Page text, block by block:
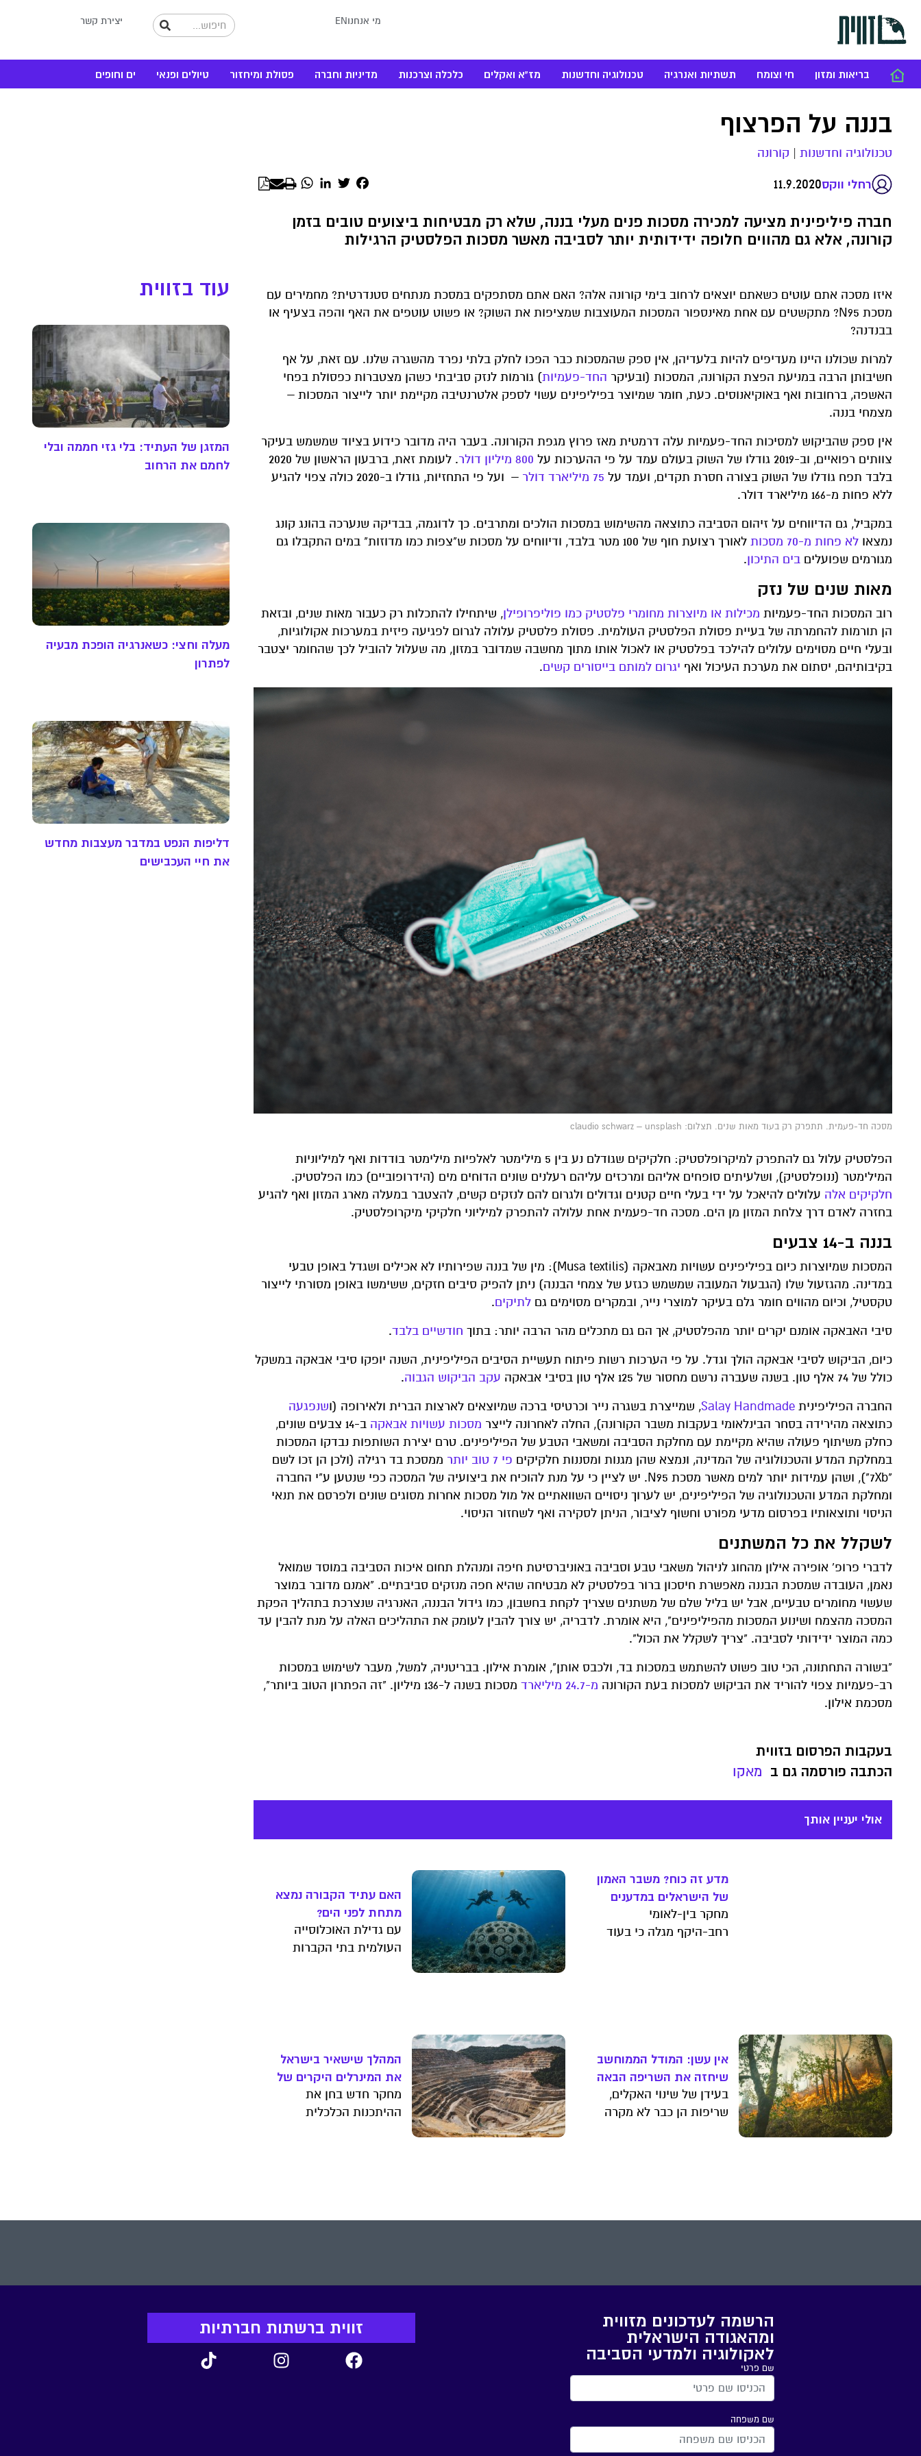
מי אנחנוEN יצירת קשר
בריאות ומזון חי וצומח תשתיות ואנרגיה טכנולוגיה וחדשנות מז"א ואקלים כלכלה וצרכנות מדיניות וחברה פסולת ומיחזור טיולים ופנאי ים וחופים
בננה על הפרצוף
טכנולוגיה וחדשנות קורונה
רחלי ווקס11.9.2020
Facebook
Twitter
LinkedIn
WhatsApp
חברה פיליפינית מציעה למכירה מסכות פנים מעלי בננה, שלא רק מבטיחות ביצועים טובים בזמן
קורונה, אלא גם מהווים חלופה ידידותית יותר לסביבה מאשר מסכות הפלסטיק הרגילות
איזו מסכה אתם עוטים כשאתם יוצאים לרחוב בימי קורונה אלה? האם אתם מסתפקים במסכת מנתחים סטנדרטית? מחמירים עם
מסכת N95? מתקשטים עם אחת מאינספור המסכות המעוצבות שמציפות את השוק? או פשוט עוטפים את האף והפה בצעיף או
בבנדנה?
למרות שכולנו היינו מעדיפים להיות בלעדיהן, אין ספק שהמסכות כבר הפכו לחלק בלתי נפרד מהשגרה שלנו. עם זאת, על אף
חשיבותן הרבה במניעת הפצת הקורונה, המסכות (ובעיקר החד-פעמיות) גורמות לנזק סביבתי כשהן מצטברות כפסולת בפחי
האשפה, ברחובות ואף באוקיאנוסים. כעת, חומר שמיוצר בפיליפינים עשוי לספק אלטרנטיבה מקיימת יותר לייצור המסכות –
מצמחי בננה.
אין ספק שהביקוש למסיכות החד-פעמיות עלה דרמטית מאז פרוץ מגפת הקורונה. בעבר היה מדובר כידוע בציוד שמשמש בעיקר
צוותים רפואיים, וב-2019 גודלו של השוק בעולם עמד על פי ההערכות על
800 מיליון דולר
. לעומת זאת, ברבעון הראשון של 2020
בלבד תפח גודלו של השוק בצורה חסרת תקדים, ועמד על 75 מיליארד דולר
– ועל פי התחזיות, גודלו ב-2020 כולה צפוי להגיע
ללא פחות מ-166 מיליארד דולר.
במקביל, גם הדיווחים על זיהום הסביבה כתוצאה מהשימוש במסכות הולכים ומתרבים. כך לדוגמה, בבדיקה שנערכה בהונג קונג
נמצאו לא פחות מ-70 מסכות
לאורך רצועת חוף של 100 מטר בלבד, ודיווחים על מסכות ש"צפות כמו מדוזות" במים התקבלו גם
מגורמים שפועלים בים התיכון.
מאות שנים של נזק
רוב המסכות החד-פעמיות מכילות או מיוצרות מחומרי פלסטיק כמו פוליפרופילן, שיתחילו להתכלות רק כעבור מאות שנים, ובזאת
הן תורמות להחמרתה של בעיית פסולת הפלסטיק העולמית. פסולת פלסטיק עלולה לגרום לפגיעה פיזית במערכות אקולוגיות,
ובעלי חיים מסוימים עלולים להילכד בפלסטיק או לאכול אותו מתוך מחשבה שמדובר במזון, מה שעלול להוביל לכך שהחומר יצטבר
בקיבותיהם, יסתום את מערכת העיכול ואף יגרום למותם בייסורים קשים.
מסכה חד-פעמית. תתפרק רק בעוד מאות שנים. תצלום: claudio schwarz – unsplash
הפלסטיק עלול גם להתפרק למיקרופלסטיק: חלקיקים שגודלם נע בין 5 מילימטר לאלפיות מילימטר בודדות ואף למיליוניות
המילימטר (ננופלסטיק), ושלעיתים סופחים אליהם ומרכזים עליהם רעלנים שונים הדוחים מים (הידרופוביים) כמו הפלסטיק.
חלקיקים אלה עלולים להיאכל על ידי בעלי חיים קטנים וגדולים ולגרום להם לנזקים קשים, להצטבר במעלה מארג המזון ואף להגיע
בחזרה לאדם דרך צלחת המזון מן הים. מסכה חד-פעמית אחת עלולה להתפרק למיליוני חלקיקי מיקרופלסטיק.
בננה ב-14 צבעים
המסכות שמיוצרות כיום בפיליפינים עשויות מאבאקה (Musa textilis): מין של בננה שפירותיו לא אכילים ושגדל באופן טבעי
במדינה. מהגזעול שלו (הגבעול המעובה שמשמש כגזע של צמחי הבננה) ניתן להפיק סיבים חזקים, ששימשו באופן מסורתי לייצור
טקסטיל, וכיום מהווים חומר גלם בעיקר למוצרי נייר, ובמקרים מסוימים גם לתיקים.
סיבי האבאקה אומנם יקרים יותר מהפלסטיק, אך הם גם מתכלים מהר הרבה יותר: בתוך חודשיים בלבד.
כיום, הביקוש לסיבי אבאקה הולך וגדל. על פי הערכות רשות פיתוח תעשיית הסיבים הפיליפינית, השנה יופקו סיבי אבאקה במשקל
כולל של 74 אלף טון. בשנה שעברה נרשם מחסור של 125 אלף טון בסיבי אבאקה
עקב הביקוש הגבוה.
החברה הפיליפינית Salay Handmade, שמייצרת בשגרה נייר וכרטיסי ברכה שמיוצאים לארצות הברית ולאירופה (ושנפגעה
כתוצאה מהירידה בסחר הבינלאומי בעקבות משבר הקורונה), החלה לאחרונה לייצר מסכות עשויות אבאקה
ב-14 צבעים שונים,
כחלק משיתוף פעולה שהיא מקיימת עם מחלקת הסביבה ומשאבי הטבע של הפיליפינים. טרם יצירת השותפות נבדקו המסכות
במחלקת המדע והטכנולוגיה של המדינה, ונמצא שהן מגנות ומסננות חלקיקים פי 7 טוב יותר
ממסכת בד רגילה (ולכן הן זכו לשם
"7Xb"), ושהן עמידות יותר למים מאשר מסכת N95. יש לציין כי על מנת להוכיח את ביצועיה של המסכה כפי שנטען ע"י החברה
ומחלקת המדע והטכנולוגיה של הפיליפינים, יש לערוך ניסויים השוואתיים אל מול מסכות אחרות מסוגים שונים ולפרסם את תנאי
הניסוי ותוצאותיו בפרסום מדעי מפורט וחשוף לציבור, הניתן לסקירה ואף לשחזור הניסוי.
לשקלל את כל המשתנים
לדברי פרופ' אופירה אילון מהחוג לניהול משאבי טבע וסביבה באוניברסיטת חיפה ומנהלת תחום איכות הסביבה במוסד שמואל
נאמן, העובדה שמסכת הבננה מאפשרת חיסכון ברור בפלסטיק לא מבטיחה שהיא חפה מנזקים סביבתיים. "אמנם מדובר במוצר
שעשוי מחומרים טבעיים, אבל יש בליל שלם של משתנים שצריך לקחת בחשבון, כמו גידול הבננה, האנרגיה שנצרכת בתהליך הפקת
המסכה מהצמח ושינוע המסכות מהפיליפינים", היא אומרת. לדבריה, יש צורך להבין לעומק את התהליכים האלה על מנת להבין עד
כמה המוצר ידידותי לסביבה. "צריך לשקלל את הכול".
"בשורה התחתונה, הכי טוב פשוט להשתמש במסכות בד, ולכבס אותן", אומרת אילון. בבריטניה, למשל, מעבר לשימוש במסכות
רב-פעמיות צפוי להוריד את הביקוש למסכות בעת הקורונה מ-24.7 מיליארד
מסכות בשנה ל-136 מיליון. "זה הפתרון הטוב ביותר",
מסכמת אילון.
בעקבות הפרסום בזווית
הכתבה פורסמה גם ב מאקו
אולי יעניין אותך
עוד בזווית
המזגן של העתיד: בלי גזי חממה ובלי
לחמם את הרחוב
מעלה וחצי: כשאנרגיה הופכת מבעיה
לפתרון
דליפות הנפט במדבר מעצבות מחדש
את חיי העכבישים
מדע זה כוח? משבר האמון
של הישראלים במדענים
מחקר בין-לאומי
רחב-היקף מגלה כי בעוד
האם עתיד הקבורה נמצא
מתחת לפני הים?
עם גדילת האוכלוסייה
העולמית בתי הקברות
אין עשן: המודל הממוחשב
שיחזה את השריפה הבאה
בעידן של שינוי האקלים,
שריפות הן כבר לא מקרה
נזקיהן
המהלך שישאיר בישראל
את המינרלים היקרים של
הרכב החשמלי
מחקר חדש בחן את
ההיתכנות הכלכלית
הרשמה לעדכונים מזווית
ומהאגודה הישראלית
לאקולוגיה ולמדעי הסביבה
שם פרטי
שם משפחה
זווית ברשתות חברתיות